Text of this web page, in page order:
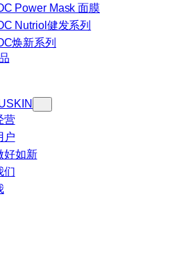
Power Mask 面膜
Nutriol健发系列
焕新系列
营
户
好如新
们